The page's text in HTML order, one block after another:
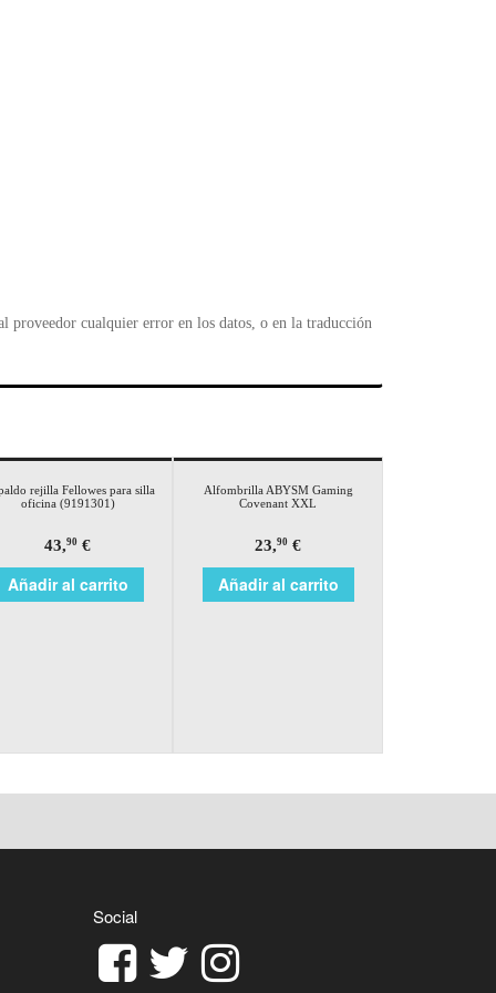
proveedor cualquier error en los datos, o en la traducción
rejilla Fellowes para silla
oficina (9191301)
43,90 €
Añadir al carrito
Alfombrilla ABYSM Gaming
Covenant XXL
23,90 €
Añadir al carrito
Social